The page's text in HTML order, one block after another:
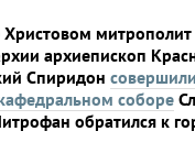
митрополит
архиепископ
Спиридон совершили
соборе
обратился к